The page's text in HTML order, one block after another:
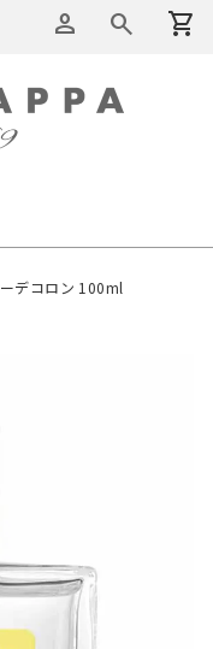
person search shopping_cart
デコロン 100ml